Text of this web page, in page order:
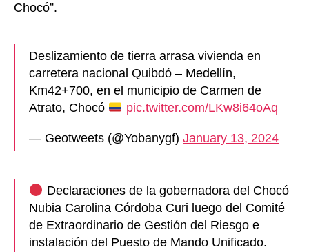
Chocó”.
Deslizamiento de tierra arrasa vivienda en
carretera nacional Quibdó – Medellín,
Km42+700, en el municipio de Carmen de
Atrato, Chocó
pic.twitter.com/LKw8i64oAq
— Geotweets (@Yobanygf) January 13, 2024
Declaraciones de la gobernadora del Chocó
Nubia Carolina Córdoba Curi luego del Comité
de Extraordinario de Gestión del Riesgo e
instalación del Puesto de Mando Unificado.